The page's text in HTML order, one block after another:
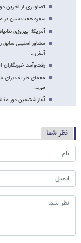
تصاویری از آخرین
سفره هفت سین در
آمریکا: پیروزی
مشاور امنیتی سابق
آتش…
رفت‌وآمد خبرنگاران
معمای ظریف برای
می…
آغاز ششمین دور
نظر شما